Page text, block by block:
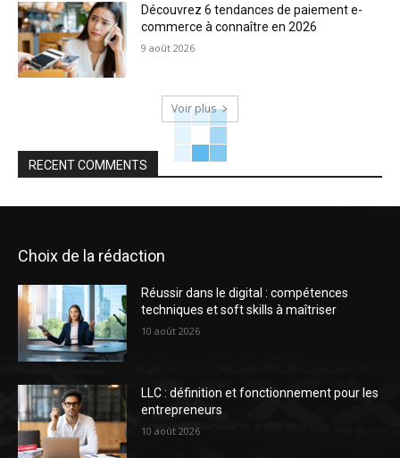
Découvrez 6 tendances de paiement e-
commerce à connaître en 2026
9 août 2026
Voir plus
RECENT COMMENTS
Choix de la rédaction
Réussir dans le digital : compétences
techniques et soft skills à maîtriser
10 août 2026
LLC : définition et fonctionnement pour les
entrepreneurs
10 août 2026